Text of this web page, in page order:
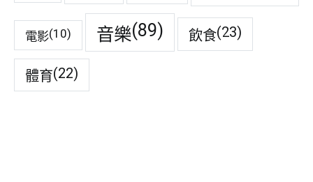
電影(10) 音樂(89) 飲食(23)
體育(22)